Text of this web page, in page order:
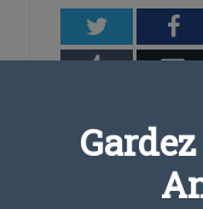
Twitter
Tumblr
A PROPOS DE